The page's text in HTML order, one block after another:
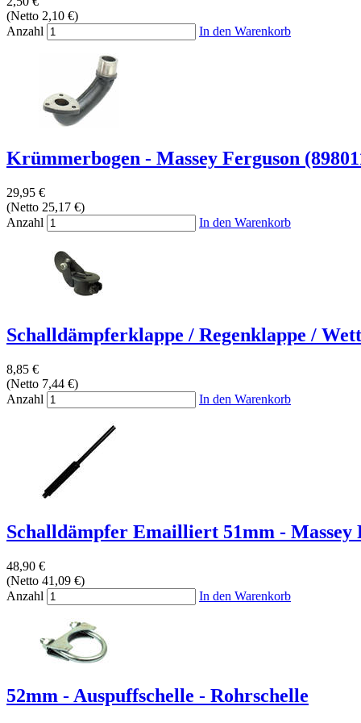
(Netto 2,10 €)
Anzahl
In den Warenkorb
Krümmerbogen - Massey Ferguson
29,95 €
(Netto 25,17 €)
Anzahl
In den Warenkorb
Schalldämpferklappe / Regenklappe /
8,85 €
(Netto 7,44 €)
Anzahl
In den Warenkorb
Schalldämpfer Emailliert 51mm - Massey
48,90 €
(Netto 41,09 €)
Anzahl
In den Warenkorb
52mm - Auspuffschelle - Rohrschelle